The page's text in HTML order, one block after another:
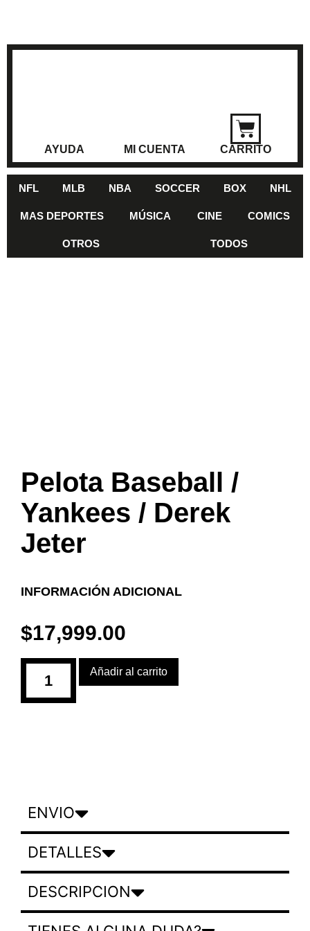
AYUDA MI CUENTA CARRITO
NFL MLB NBA SOCCER BOX NHL
MAS DEPORTES MÚSICA CINE COMICS
OTROS TODOS
Pelota Baseball /
Yankees / Derek
Jeter
INFORMACIÓN ADICIONAL
$17,999.00
Añadir al carrito
ENVIO
DETALLES
DESCRIPCION